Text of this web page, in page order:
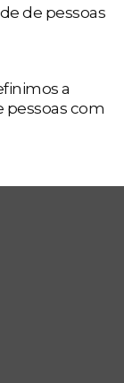
de pessoas
a
pessoas com